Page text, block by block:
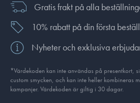
Gratis frakt på alla
10% rabatt på din första
Nyheter och exklusiva
*Värdekoden kan inte användas på presentkort,
custom smycken, och kan inte heller kombineras
kampanjer. Värdekoden är giltig i 30 dagar.